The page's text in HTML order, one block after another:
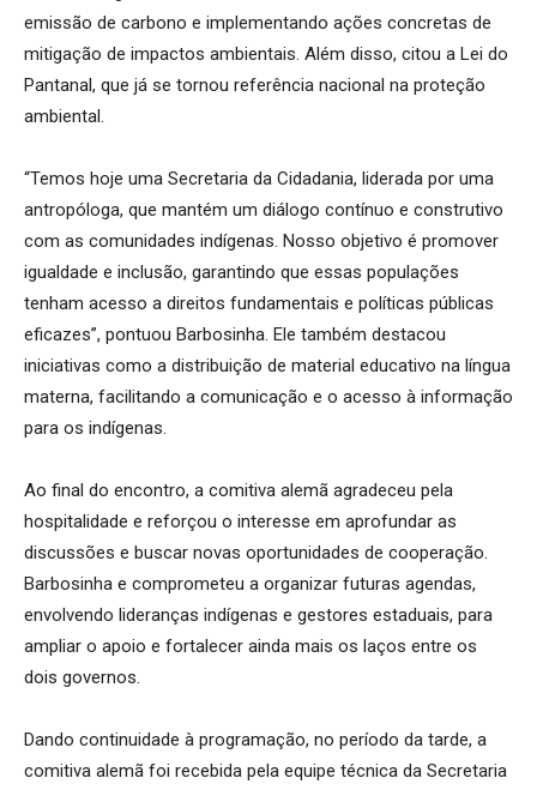
emissão de carbono e implementando ações concretas de
mitigação de impactos ambientais. Além disso, citou a Lei do
Pantanal, que já se tornou referência nacional na proteção
ambiental.
“Temos hoje uma Secretaria da Cidadania, liderada por uma
antropóloga, que mantém um diálogo contínuo e construtivo
com as comunidades indígenas. Nosso objetivo é promover
igualdade e inclusão, garantindo que essas populações
tenham acesso a direitos fundamentais e políticas públicas
eficazes”, pontuou Barbosinha. Ele também destacou
iniciativas como a distribuição de material educativo na língua
materna, facilitando a comunicação e o acesso à informação
para os indígenas.
Ao final do encontro, a comitiva alemã agradeceu pela
hospitalidade e reforçou o interesse em aprofundar as
discussões e buscar novas oportunidades de cooperação.
Barbosinha e comprometeu a organizar futuras agendas,
envolvendo lideranças indígenas e gestores estaduais, para
ampliar o apoio e fortalecer ainda mais os laços entre os
dois governos.
Dando continuidade à programação, no período da tarde, a
comitiva alemã foi recebida pela equipe técnica da Secretaria